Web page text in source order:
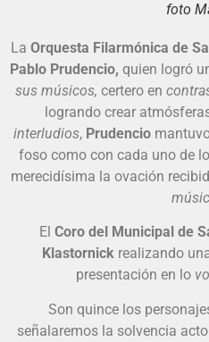
foto
La Orquesta Filarmónica de
Pablo Prudencio, quien logró
sus músicos, certero en
logrando crear
interludios, Prudencio
foso como con cada uno de
merecidísima la ovación
El Coro del Municipal de
Klastornick realizando
presentación en lo
Son quince los
señalaremos la solvencia